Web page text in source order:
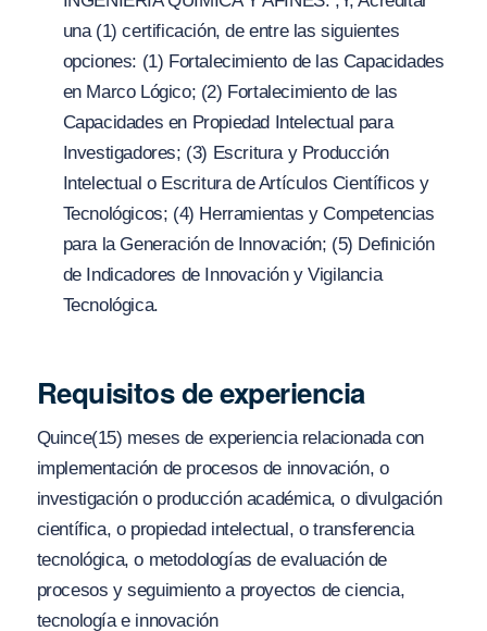
una (1) certificación, de entre las siguientes
opciones: (1) Fortalecimiento de las Capacidades
en Marco Lógico; (2) Fortalecimiento de las
Capacidades en Propiedad Intelectual para
Investigadores; (3) Escritura y Producción
Intelectual o Escritura de Artículos Científicos y
Tecnológicos; (4) Herramientas y Competencias
para la Generación de Innovación; (5) Definición
de Indicadores de Innovación y Vigilancia
Tecnológica.
Requisitos de experiencia
Quince(15) meses de experiencia relacionada con
implementación de procesos de innovación, o
investigación o producción académica, o divulgación
científica, o propiedad intelectual, o transferencia
tecnológica, o metodologías de evaluación de
procesos y seguimiento a proyectos de ciencia,
tecnología e innovación